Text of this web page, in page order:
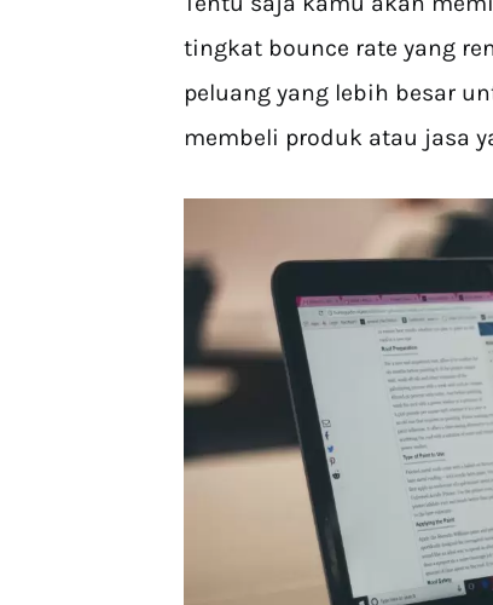
tingkat bounce rate yang
peluang yang lebih besar
membeli produk atau jasa